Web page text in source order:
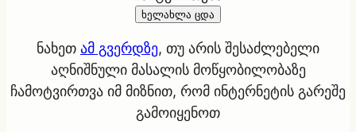
ხელახლა ცდა
ნახეთ ამ გვერდზე, თუ არის შესაძლებელი
აღნიშნული მასალის მოწყობილობაზე
ჩამოტვირთვა იმ მიზნით, რომ ინტერნეტის გარეშე
გამოიყენოთ